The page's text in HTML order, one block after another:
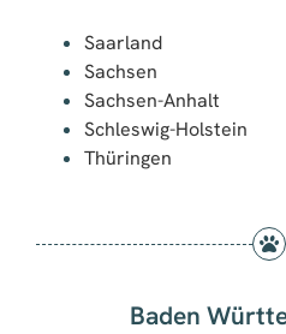
Saarland
Sachsen
Sachsen-Anhalt
Schleswig-Holstein
Thüringen
Baden